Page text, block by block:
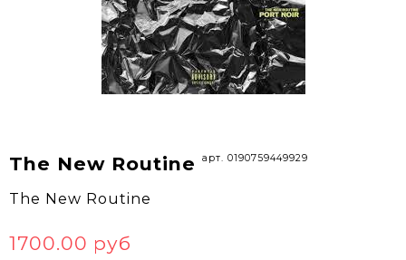
The New Routine арт. 0190759449929
The New Routine
1700.00 руб